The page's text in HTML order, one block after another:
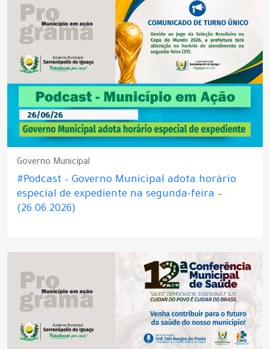
Governo Municipal
#Podcast – Governo Municipal adota horário
especial de expediente na segunda-feira –
(26.06.2026)